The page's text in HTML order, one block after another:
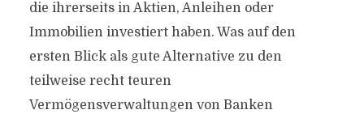
die ihrerseits in Aktien, Anleihen oder
Immobilien investiert haben. Was auf den
ersten Blick als gute Alternative zu den
teilweise recht teuren
Vermögensverwaltungen von Banken